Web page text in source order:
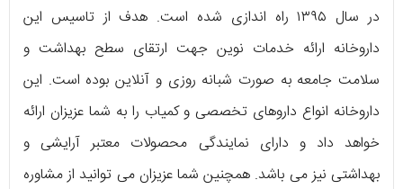
در سال ۱۳۹۵ راه اندازی شده است. هدف از تاسیس این
داروخانه ارائه خدمات نوین جهت ارتقای سطح بهداشت و
سلامت جامعه به صورت شبانه روزی و آنلاین بوده است. این
داروخانه انواع داروهای تخصصی و کمیاب را به شما عزیزان ارائه
خواهد داد و دارای نمایندگی محصولات معتبر آرایشی و
بهداشتی نیز می ‌باشد. همچنین شما عزیزان می ‌توانید از مشاوره